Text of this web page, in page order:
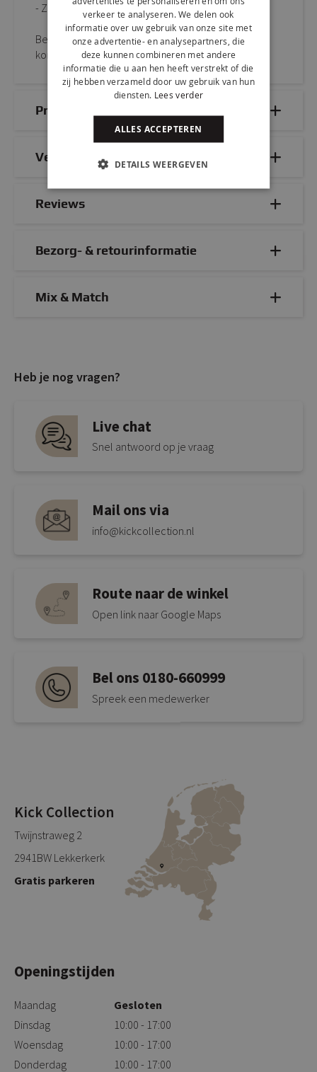
- Zithoogte: 48 cm
Bestel KICK kuipstoel VELVET eenvoudig online of
kom proefzitten in onze sfeervolle showroom.
Productdetails
Veelgestelde vragen
Reviews
Bezorg- & retourinformatie
Mix & Match
Heb je nog vragen?
Live chat
Snel antwoord op je vraag
Mail ons via
info@kickcollection.nl
Route naar de winkel
Open link naar Google Maps
Bel ons 0180-660999
Spreek een medewerker
Kick Collection
Twijnstraweg 2
2941BW Lekkerkerk
Gratis parkeren
Openingstijden
Maandag
Gesloten
Dinsdag
10:00 - 17:00
Woensdag
10:00 - 17:00
Donderdag
10:00 - 17:00
verkeer te analyseren. We delen ook
informatie over uw gebruik van onze site met
onze advertentie- en analysepartners, die
deze kunnen combineren met andere
informatie die u aan hen heeft verstrekt of die
zij hebben verzameld door uw gebruik van hun
diensten. Lees verder
ALLES ACCEPTEREN
DETAILS WEERGEVEN